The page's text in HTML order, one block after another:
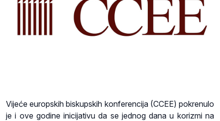
Vijeće europskih biskupskih konferencija (CCEE) pokrenulo
je i ove godine inicijativu da se jednog dana u korizmi na